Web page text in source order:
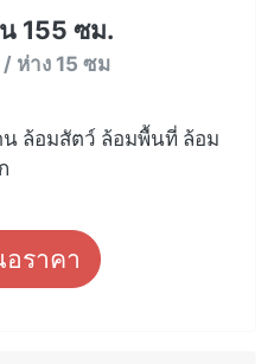
155 ซม.
/ ห่าง 15 ซม
ล้อมสัตว์ ล้อมพื้นที่ ล้อม
ราคา